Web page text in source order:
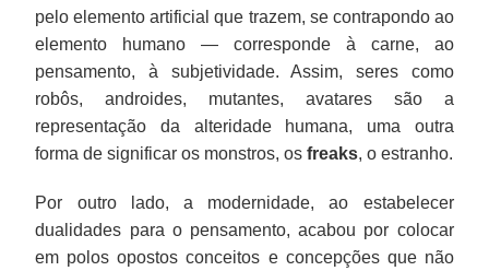
pelo elemento artificial que trazem, se contrapondo ao
elemento humano — corresponde à carne, ao
pensamento, à subjetividade. Assim, seres como
robôs, androides, mutantes, avatares são a
representação da alteridade humana, uma outra
forma de significar os monstros, osfreaks, o estranho.
Por outro lado, a modernidade, ao estabelecer
dualidades para o pensamento, acabou por colocar
em polos opostos conceitos e concepções que não